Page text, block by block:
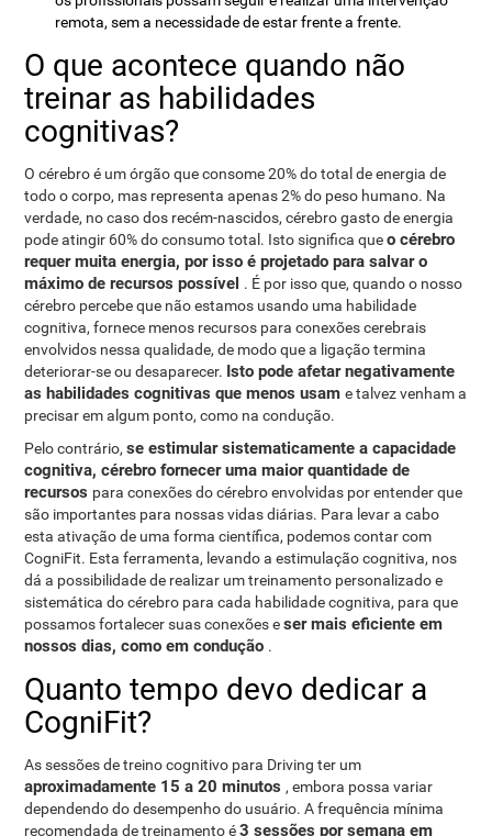
remota, sem a necessidade de estar frente a frente.
O que acontece quando não
treinar as habilidades
cognitivas?
O cérebro é um órgão que consome 20% do total de energia de
todo o corpo, mas representa apenas 2% do peso humano. Na
verdade, no caso dos recém-nascidos, cérebro gasto de energia
pode atingir 60% do consumo total. Isto significa queo cérebro
requer muita energia, por isso é projetado para salvar o
máximo de recursos possível . É por isso que, quando o nosso
cérebro percebe que não estamos usando uma habilidade
cognitiva, fornece menos recursos para conexões cerebrais
envolvidos nessa qualidade, de modo que a ligação termina
deteriorar-se ou desaparecer. Isto pode afetar negativamente
as habilidades cognitivas que menos usame talvez venham a
precisar em algum ponto, como na condução.
Pelo contrário,se estimular sistematicamente a capacidade
cognitiva, cérebro fornecer uma maior quantidade de
recursos para conexões do cérebro envolvidas por entender que
são importantes para nossas vidas diárias. Para levar a cabo
esta ativação de uma forma científica, podemos contar com
CogniFit. Esta ferramenta, levando a estimulação cognitiva, nos
dá a possibilidade de realizar um treinamento personalizado e
sistemática do cérebro para cada habilidade cognitiva, para que
possamos fortalecer suas conexões eser mais eficiente em
nossos dias, como em condução .
Quanto tempo devo dedicar a
CogniFit?
As sessões de treino cognitivo para Driving ter um
aproximadamente 15 a 20 minutos , embora possa variar
dependendo do desempenho do usuário. A frequência mínima
recomendada de treinamento é3 sessões por semana em